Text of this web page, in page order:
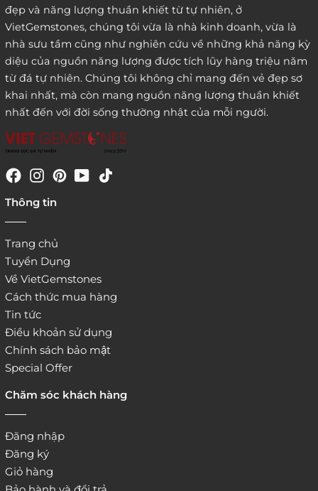
3. Đặt hàng thông quaemail hay chat trực tiếp với
chúng tôi:
website:
đẹp và năng lượng thuần khiết từ tự nhiên, ở
VietGemstones, chúng tôi vừa là nhà kinh doanh, vừa là
nhà sưu tầm cũng như nghiên cứu về những khả năng kỳ
diệu của nguồn năng lượng được tích lũy hàng triệu năm
từ đá tự nhiên. Chúng tôi không chỉ mang đến vẻ đẹp sơ
khai nhất, mà còn mang nguồn năng lượng thuần khiết
nhất đến với đời sống thường nhật của mỗi người.
Thông tin
Trang chủ
Tuyển Dụng
Về VietGemstones
Cách thức mua hàng
Tin tức
Điều khoản sử dụng
Chính sách bảo mật
Special Offer
Chăm sóc khách hàng
Đăng nhập
Đăng ký
Giỏ hàng